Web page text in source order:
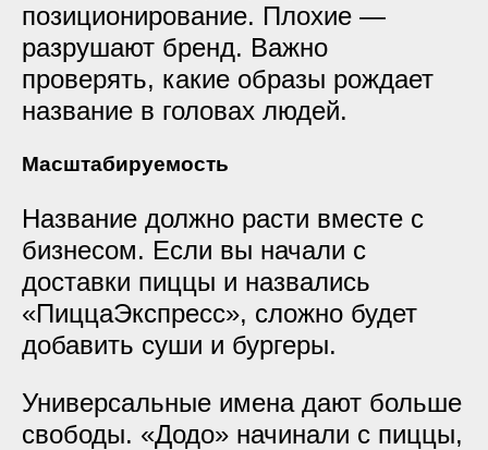
позиционирование. Плохие —
разрушают бренд. Важно
проверять, какие образы рождает
название в головах людей.
Масштабируемость
Название должно расти вместе с
бизнесом. Если вы начали с
доставки пиццы и назвались
«ПиццаЭкспресс», сложно будет
добавить суши и бургеры.
Универсальные имена дают больше
свободы. «Додо» начинали с пиццы,